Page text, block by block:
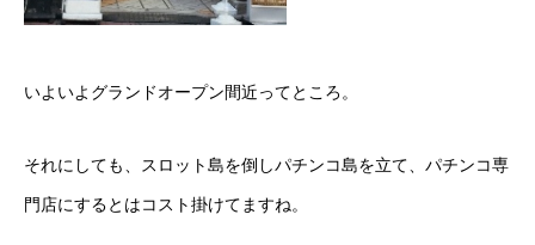
いよいよグランドオープン間近ってところ。
それにしても、スロット島を倒しパチンコ島を立て、パチンコ専
門店にするとはコスト掛けてますね。